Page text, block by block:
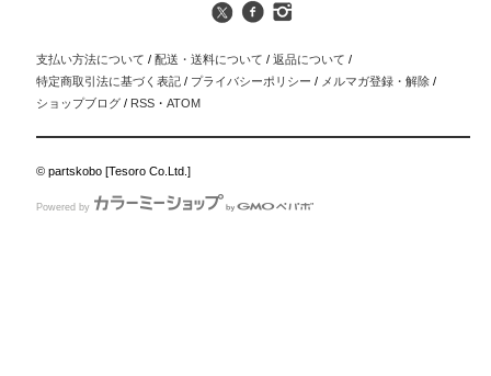
支払い方法について / 配送・送料について / 返品について /
特定商取引法に基づく表記 / プライバシーポリシー / メルマガ登録・解除 /
ショップブログ / RSS ・ATOM
© partskobo [Tesoro Co.Ltd.]
Powered by